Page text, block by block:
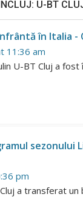
U-BT
în Italia -
11:36 am
U-BT Cluj a
sezonului
pm
a transferat